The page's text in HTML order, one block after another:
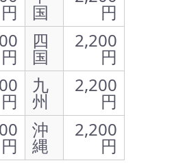
円 国
円
円
四
国
2,200
円
円
九
州
2,200
円
円
沖
縄
2,200
円